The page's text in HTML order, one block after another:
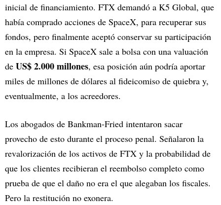
inicial de financiamiento. FTX demandó a K5 Global, que
había comprado acciones de SpaceX, para recuperar sus
fondos, pero finalmente aceptó conservar su participación
en la empresa. Si SpaceX sale a bolsa con una valuación
de US$ 2.000 millones, esa posición aún podría aportar
miles de millones de dólares al fideicomiso de quiebra y,
eventualmente, a los acreedores.
Los abogados de Bankman-Fried intentaron sacar
provecho de esto durante el proceso penal. Señalaron la
revalorización de los activos de FTX y la probabilidad de
que los clientes recibieran el reembolso completo como
prueba de que el daño no era el que alegaban los fiscales.
Pero la restitución no exonera.